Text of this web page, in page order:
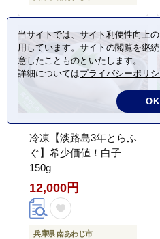
冷凍【淡路島3年とらふ
ぐ】希少価値！白子
150g
12,000円
兵庫県 南あわじ市
当サイトでは、サイト利便性向上
用しています。サイトの閲覧を継
意したことものといたします。
詳細についてはプライバシーポリ
OK